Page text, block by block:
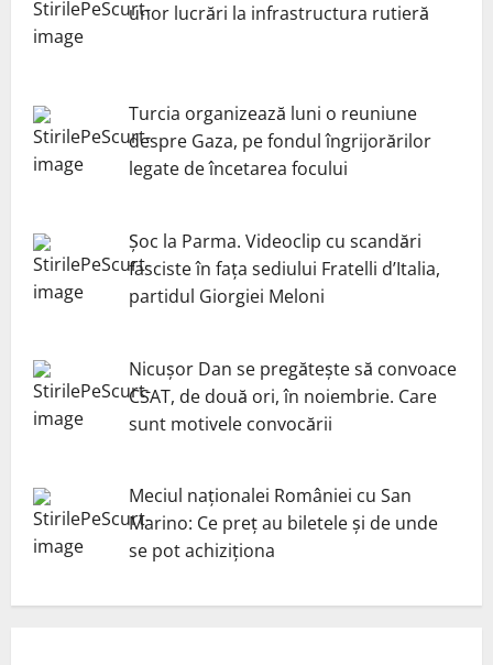
unor lucrări la infrastructura rutieră
Turcia organizează luni o reuniune
despre Gaza, pe fondul îngrijorărilor
legate de încetarea focului
Șoc la Parma. Videoclip cu scandări
fasciste în fața sediului Fratelli d’Italia,
partidul Giorgiei Meloni
Nicuşor Dan se pregăteşte să convoace
CSAT, de două ori, în noiembrie. Care
sunt motivele convocării
Meciul naționalei României cu San
Marino: Ce preț au biletele și de unde
se pot achiziționa